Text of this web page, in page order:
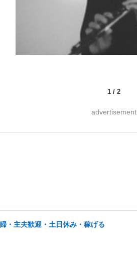
1 / 2
advertisement
・主夫歓迎・土日休み・稼げる